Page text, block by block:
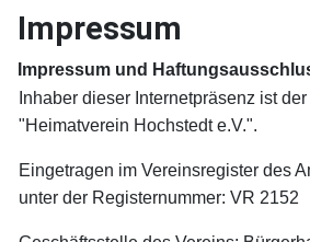
Impressum
Impressum und
Inhaber dieser Internetpräsenz ist
"Heimatverein Hochstedt e.V.".
Eingetragen im Vereinsregister des
unter der Registernummer: VR 2152